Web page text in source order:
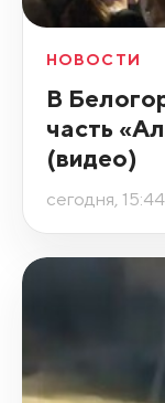
НОВОСТИ
В
часть
(видео)
сегодня, 15:44